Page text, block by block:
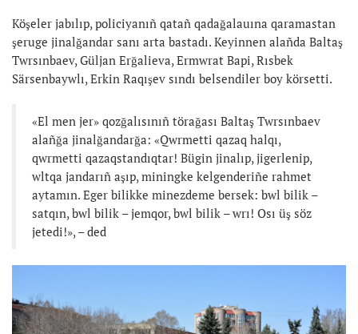
Köşeler jabılıp, policiyanıñ qatañ qadağalauına qaramastan
şeruge jinalğandar sanı arta bastadı. Keyinnen alañda Baltaş
Twrsınbaev, Güljan Erğalieva, Ermwrat Bapi, Rısbek
Särsenbaywlı, Erkin Raqışev sındı belsendiler boy körsetti.
«El men jer» qozğalısınıñ törağası Baltaş Twrsınbaev
alañğa jinalğandarğa: «Qwrmetti qazaq halqı,
qwrmetti qazaqstandıqtar! Bügin jinalıp, jigerlenip,
wltqa jandarıñ aşıp, miningke kelgenderiñe rahmet
aytamın. Eger bilikke minezdeme bersek: bwl bilik –
satqın, bwl bilik – jemqor, bwl bilik – wrı! Osı üş söz
jetedi!», – ded